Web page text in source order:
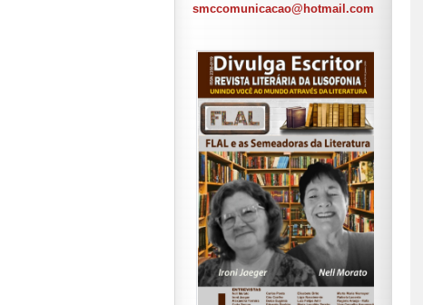
smccomunicacao@hotmail.com